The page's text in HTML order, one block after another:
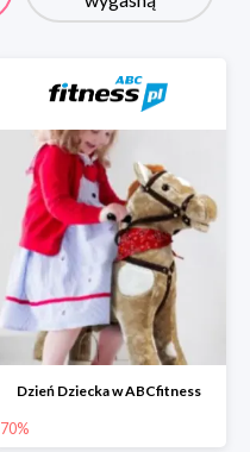
Dzień Dziecka w ABCfitness
70%